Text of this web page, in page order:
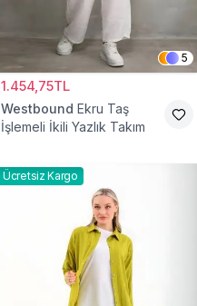
5
1.454,75TL
Westbound Ekru Taş
İşlemeli İkili Yazlık Takım
Ücretsiz Kargo